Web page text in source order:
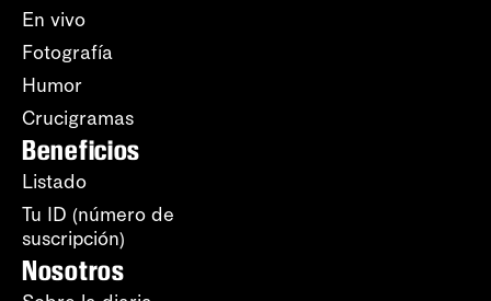
En vivo
Fotografía
Humor
Crucigramas
Beneficios
Listado
Tu ID (número de
suscripción)
Nosotros